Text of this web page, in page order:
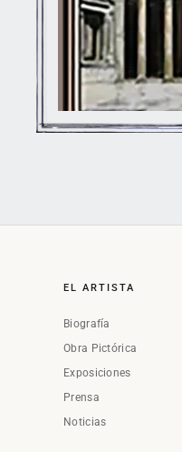
EL ARTISTA
Biografía
Obra Pictórica
Exposiciones
Prensa
Noticias